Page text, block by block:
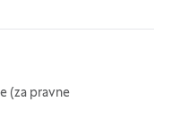
(za pravne